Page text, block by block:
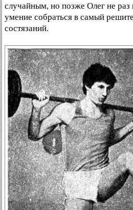
случайным, но позже Олег не раз
умение собраться в самый
состязаний.